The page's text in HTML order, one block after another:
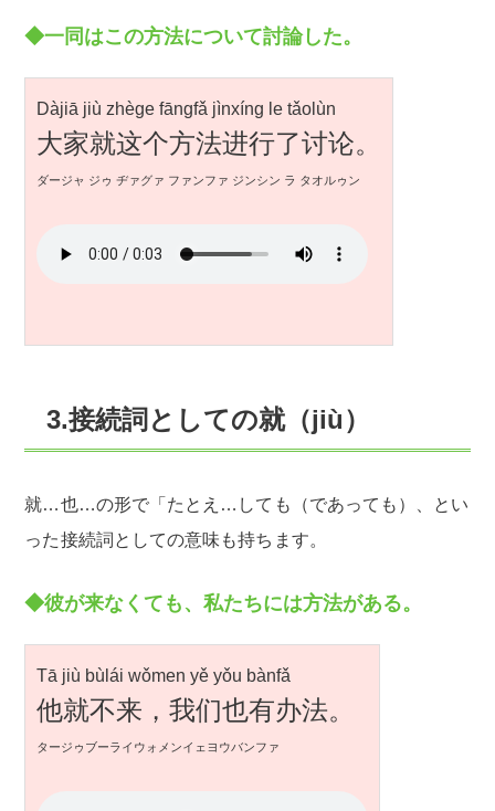
◆一同はこの方法について討論した。
Dàjiā jiù zhège fāngfǎ jìnxíng le tǎolùn
大家就这个方法进行了讨论。
ダージャ ジゥ ヂァグァ ファンファ ジンシン ラ タオルゥン
3.接続詞としての就（jiù）
就…也…の形で「たとえ…しても（であっても）、とい
った接続詞としての意味も持ちます。
◆彼が来なくても、私たちには方法がある。
Tā jiù bùlái wǒmen yě yǒu bànfǎ
他就不来，我们也有办法。
タージゥブーライウォメンイェヨウバンファ